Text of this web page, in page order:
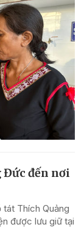
Đức đến nơi
Thích Quảng
được lưu giữ tại